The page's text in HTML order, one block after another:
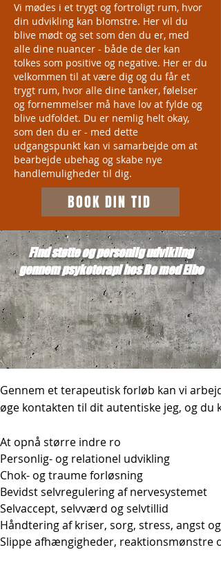
Vi mødes i et trygt og fortroligt rum, hvor
din udvikling kan blomstre. Her vil du
blive mødt og set som den du er, med
alle dine nuancer - både de der kan
tolkes som positive og negative. Her er du
velkommen til at være dig og du får et
trygt rum, hvor alle dine tanker, følelser
og fornemmelser må have lov at fylde og
blive udfoldet. Du er nemlig helt okay,
som den du er - med dette
udgangspunkt kan vi samarbejde om at
bearbejde ubehag og skabe nye
handlemuligheder til dig.
BOOK DIN TID
Find støtte og personlig udvikling
gennem psykoterapi hos Ro med Elbo
Gennem et terapeutisk forløb kan vi
øge kontakten til dit autentiske jeg, og
At opnå større indre ro
Personlig- og relationel udvikling
Chok- og traume forløsning
Bevidst selvregulering af nervesystemet
Selvaccept, selvværd og selvtillid
Håndtering af kriser, sorg, stress, angst og
Slippe afhængigheder, reaktionsmønstre